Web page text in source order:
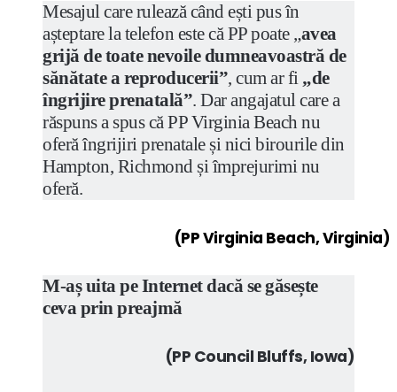
Mesajul care rulează când ești pus în
așteptare la telefon este că PP poate „avea
grijă de toate nevoile dumneavoastră de
sănătate a reproducerii”, cum ar fi „de
îngrijire prenatală”. Dar angajatul care a
răspuns a spus că PP Virginia Beach nu
oferă îngrijiri prenatale și nici birourile din
Hampton, Richmond și împrejurimi nu
oferă.
(PP Virginia Beach, Virginia)
M-aș uita pe Internet dacă se găsește
ceva prin preajmă
(PP Council Bluffs, Iowa)